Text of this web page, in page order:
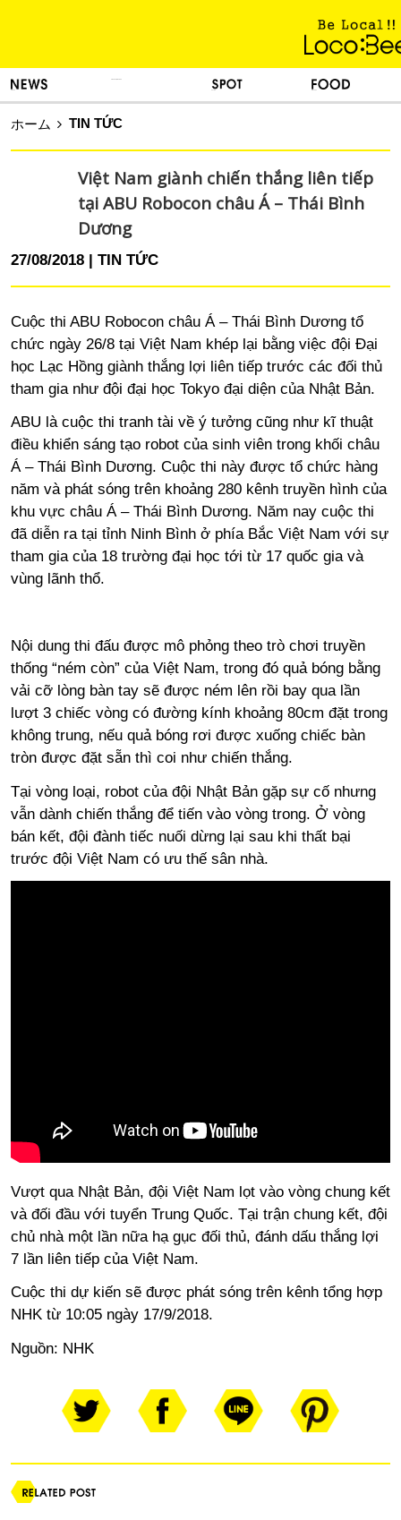
ホーム TIN TỨC
Việt Nam giành chiến thắng liên tiếp
tại ABU Robocon châu Á – Thái Bình
Dương
27/08/2018 TIN TỨC
Cuộc thi ABU Robocon châu Á – Thái Bình Dương tổ
chức ngày 26/8 tại Việt Nam khép lại bằng việc đội Đại
học Lạc Hồng giành thắng lợi liên tiếp trước các đối thủ
tham gia như đội đại học Tokyo đại diện của Nhật Bản.
ABU là cuộc thi tranh tài về ý tưởng cũng như kĩ thuật
điều khiển sáng tạo robot của sinh viên trong khối châu
Á – Thái Bình Dương. Cuộc thi này được tổ chức hàng
năm và phát sóng trên khoảng 280 kênh truyền hình của
khu vực châu Á – Thái Bình Dương. Năm nay cuộc thi
đã diễn ra tại tỉnh Ninh Bình ở phía Bắc Việt Nam với sự
tham gia của 18 trường đại học tới từ 17 quốc gia và
vùng lãnh thổ.
Nội dung thi đấu được mô phỏng theo trò chơi truyền
thống “ném còn” của Việt Nam, trong đó quả bóng bằng
vải cỡ lòng bàn tay sẽ được ném lên rồi bay qua lần
lượt 3 chiếc vòng có đường kính khoảng 80cm đặt trong
không trung, nếu quả bóng rơi được xuống chiếc bàn
tròn được đặt sẵn thì coi như chiến thắng.
Tại vòng loại, robot của đội Nhật Bản gặp sự cố nhưng
vẫn dành chiến thắng để tiến vào vòng trong. Ở vòng
bán kết, đội đành tiếc nuối dừng lại sau khi thất bại
trước đội Việt Nam có ưu thế sân nhà.
Vượt qua Nhật Bản, đội Việt Nam lọt vào vòng chung kết
và đối đầu với tuyển Trung Quốc. Tại trận chung kết, đội
chủ nhà một lần nữa hạ gục đối thủ, đánh dấu thắng lợi
7 lần liên tiếp của Việt Nam.
Cuộc thi dự kiến sẽ được phát sóng trên kênh tổng hợp
NHK từ 10:05 ngày 17/9/2018.
Nguồn: NHK